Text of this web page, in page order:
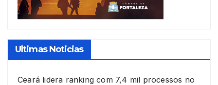
Ultimas Noticias
Ceará lidera ranking com 7,4 mil processos no